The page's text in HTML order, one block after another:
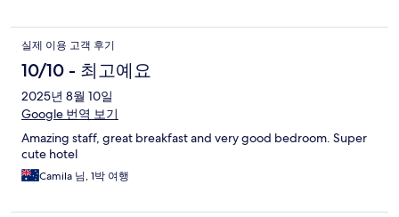
실제 이용 고객 후기
10/10 - 최고예요
2025년 8월 10일
Google 번역 보기
Amazing staff, great breakfast and very good bedroom. Super
cute hotel
Camila 님, 1박 여행